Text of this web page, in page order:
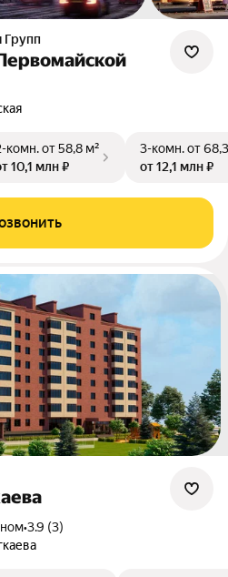
Групп
комн.от 58,8 м²
10,1 млн ₽
3-комн.от
от 12,1 млн ₽
•3.9 (3)